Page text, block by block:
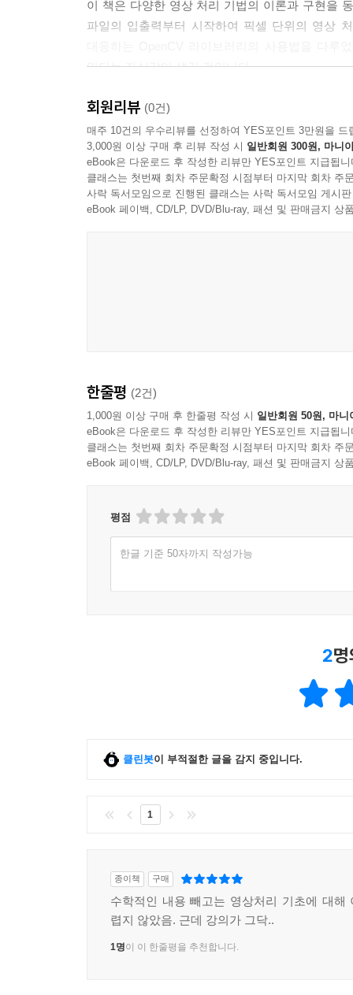
9장 주파수 영역에서의 영상 처리
9.2 영상의 2차원 FFT 변환과 역변환
10장 영상 분할
10.1 이진화를 통한 영상 분할
10.2 배경 분리를 이용한 영상 분할
10.3 컬러 영상의 분할
13장 영상 정합
13.1 패치를 이용한 영상 정합
13.2 특징 기술자를 이용한 영상 정합
14.1 카메라 모델
14.2 가상 시점 합성 예제
15.3 동영상의 이진화를 이용한 감시 시스템 예제
16.2 OpenCV 설치와 환경 설정
16.4 간단한 OpenCV 예제
17.2 영상의 광학적 변환(6장)
17.3 영상의 기하학적 변환(7장)
17.4 컬러 영상 변환(8장)
17.5 주파수 영역 변환(9장)
이 책은 다양한 영상 처리 기법의 이론과 구현을
파일의 입출력부터 시작하여 픽셀 단위의 영상
있다는 자신감이 생길 것입니다.
이 책의 특징
- 영상 처리에 대한 경험 없이도 영상 처리의 기본
- 기초 알고리즘을 실전에 바로 활용할 수 있게 효
- 원리를 직접 구현한 코드와 OpenCV 라이브러리
- CUDA 환경 기반으로 GPGPU를 이용한 병렬 처
- 최신 개발 도구인 Visual Studio 2012를 사용하여
회원리뷰 (0건)
매주 10건의 우수리뷰를 선정하여 YES포인트 3만원을 드
3,000원 이상 구매 후 리뷰 작성 시 일반회원 300원, 마니
eBook은 다운로드 후 작성한 리뷰만 YES포인트 지급됩니
클래스는 첫번째 회차 주문확정 시점부터 마지막 회차 주
사락 독서모임으로 진행된 클래스는 사락 독서모임 게시
eBook 페이백, CD/LP, DVD/Blu-ray, 패션 및 판매금지 상
한줄평 (2건)
1,000원 이상 구매 후 한줄평 작성 시 일반회원 50원, 마니
eBook은 다운로드 후 작성한 리뷰만 YES포인트 지급됩니
클래스는 첫번째 회차 주문확정 시점부터 마지막 회차 주
eBook 페이백, CD/LP, DVD/Blu-ray, 패션 및 판매금지 상
평점
한글 기준 50자까지 작성가능
2
클린봇이 부적절한 글을 감지 중입니다.
1
종이책 구매
수학적인 내용 빼고는 영상처리 기초에 대해
렵지 않았음. 근데 강의가 그닥..
1명이 이 한줄평을 추천합니다.